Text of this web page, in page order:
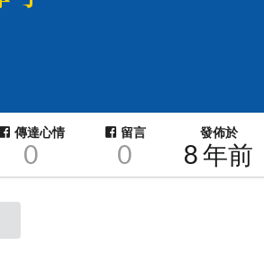
傳達心情
0
留言
0
發佈於
8 年前